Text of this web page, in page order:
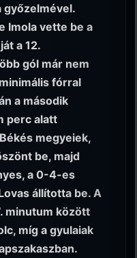
győzelmével.
Imola vette be a
a 12.
gól már nem
fórral
a második
perc alatt
megyeiek,
be, majd
a 0-4-es
állította be. A
minutum között
míg a gyulaiak